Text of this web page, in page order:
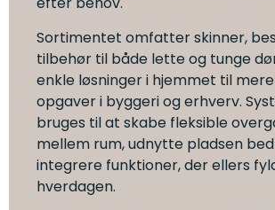
Sortimentet omfatter skinner,
tilbehør til både lette og tunge
enkle løsninger i hjemmet til
opgaver i byggeri og erhverv.
bruges til at skabe fleksible
mellem rum, udnytte pladsen
integrere funktioner, der ellers
hverdagen.